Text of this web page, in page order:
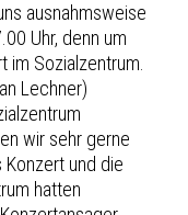
ausnahmsweise
Uhr, denn um
im Sozialzentrum.
Lechner)
wir sehr gerne
Konzert und die
hatten